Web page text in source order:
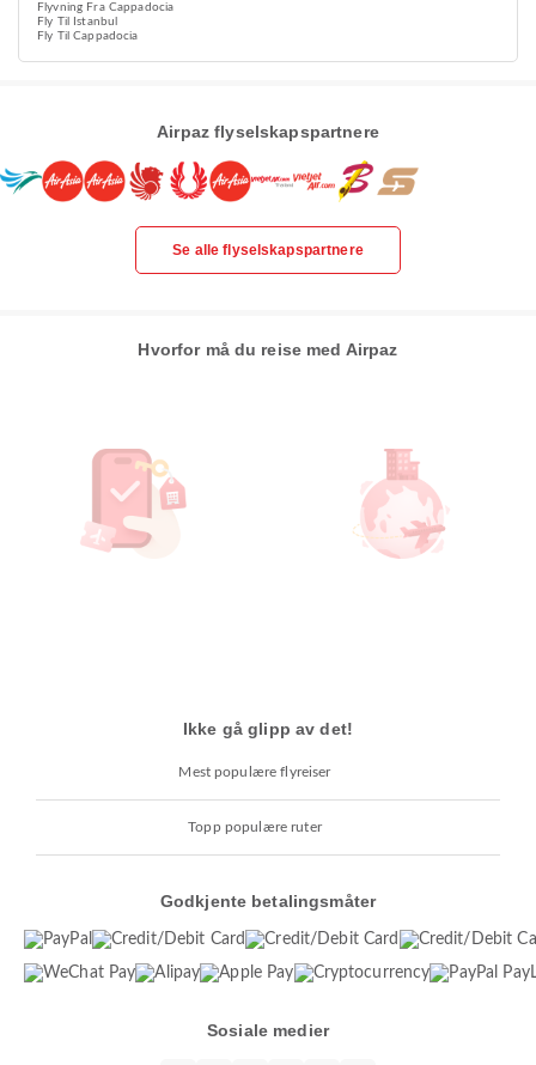
Flyvning Fra Cappadocia
Fly Til Istanbul
Fly Til Cappadocia
Airpaz flyselskapspartnere
Se alle flyselskapspartnere
Hvorfor må du reise med Airpaz
Ikke gå glipp av det!
Mest populære flyreiser
Topp populære ruter
Godkjente betalingsmåter
Sosiale medier